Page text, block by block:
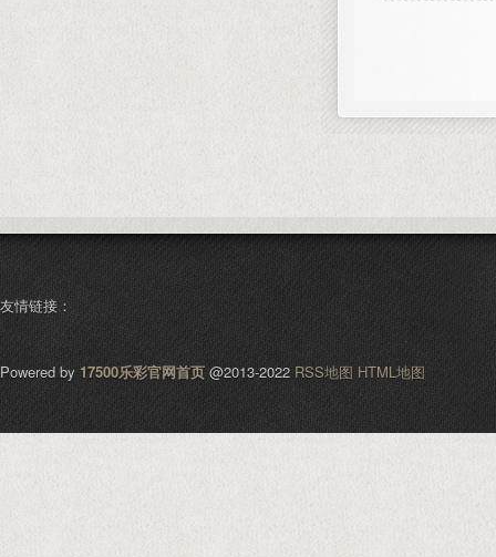
友情链接：
Powered by 17500乐彩官网首页 @2013-2022RSS地图 HTML地图